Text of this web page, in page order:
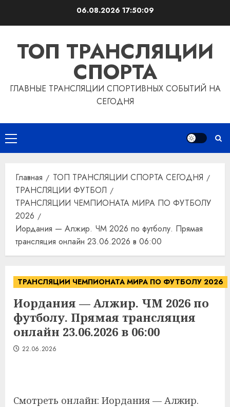
06.08.202617:50:10
ТОП ТРАНСЛЯЦИИ
СПОРТА
ГЛАВНЫЕ ТРАНСЛЯЦИИ СПОРТИВНЫХ СОБЫТИЙ НА
СЕГОДНЯ
Основное
меню
Главная
ТОП ТРАНСЛЯЦИИ СПОРТА СЕГОДНЯ
ТРАНСЛЯЦИИ ФУТБОЛ
ТРАНСЛЯЦИИ ЧЕМПИОНАТА МИРА ПО ФУТБОЛУ
2026
Иордания — Алжир. ЧМ 2026 по футболу. Прямая
трансляция онлайн 23.06.2026 в 06:00
ТРАНСЛЯЦИИ ЧЕМПИОНАТА МИРА ПО ФУТБОЛУ 2026
Иордания — Алжир. ЧМ 2026 по
футболу. Прямая трансляция
онлайн 23.06.2026 в 06:00
22.06.2026
Смотреть онлайн: Иордания — Алжир.